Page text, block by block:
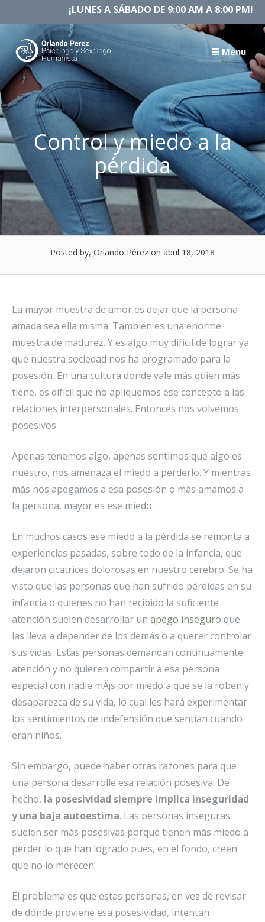
to
content
¡LUNES A SÁBADO DE 9:00 AM A 8:00 PM!
Menu
Control y miedo a la
pérdida
Posted by, Orlando Pérez on abril 18, 2018
La mayor muestra de amor es dejar que la persona
amada sea ella misma. También es una enorme
muestra de madurez. Y es algo muy difí­cil de lograr ya
que nuestra sociedad nos ha programado para la
posesión. En una cultura donde vale más quien más
tiene, es difícil que no apliquemos ese concepto a las
relaciones interpersonales. Entonces nos volvemos
posesivos.
Apenas tenemos algo, apenas sentimos que algo es
nuestro, nos amenaza el miedo a perderlo. Y mientras
más nos apegamos a esa posesión o más amamos a
la persona, mayor es ese miedo.
En muchos casos ese miedo a la pérdida se remonta a
experiencias pasadas, sobre todo de la infancia, que
dejaron cicatrices dolorosas en nuestro cerebro. Se ha
visto que las personas que han sufrido pérdidas en su
infancia o quienes no han recibido la suficiente
atención suelen desarrollar un apego inseguro que
las lleva a depender de los demás o a querer controlar
sus vidas. Estas personas demandan continuamente
atención y no quieren compartir a esa persona
especial con nadie mÃ¡s por miedo a que se la roben y
desaparezca de su vida, lo cual les hará experimentar
los sentimientos de indefensión que sentían cuando
eran niños.
Sin embargo, puede haber otras razones para que
una persona desarrolle esa relación posesiva. De
hecho, la posesividad siempre implica inseguridad
y una baja autoestima. Las personas inseguras
suelen ser más posesivas porque tienen más miedo a
perder lo que han logrado pues, en el fondo, creen
que no lo merecen.
El problema es que estas personas, en vez de revisar
de dónde proviene esa posesividad, intentan